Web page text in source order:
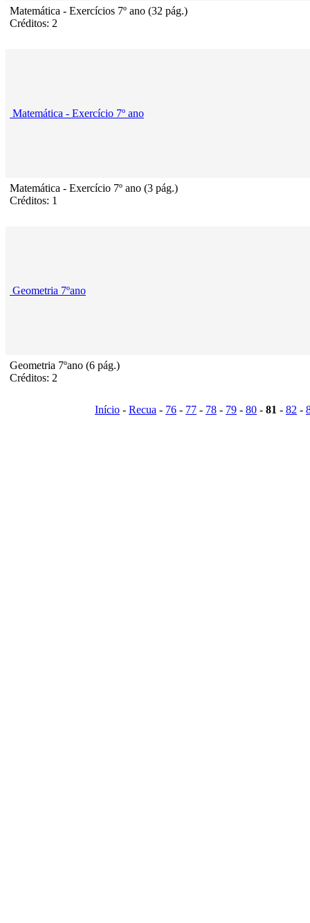
Matemática - Exercícios 7º ano (32 pág.)
Créditos: 2
Matemática - Exercício 7º ano
Matemática - Exercício 7º ano (3 pág.)
Créditos: 1
Geometria 7ºano
Geometria 7ºano (6 pág.)
Créditos: 2
Início - Recua - 76 - 77 - 78 - 79 - 80 - 81 - 82 -